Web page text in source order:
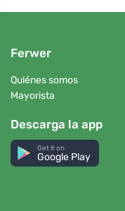
Ferwer
Quiénes somos
Mayorista
Descarga la app
Get it on
Google Play